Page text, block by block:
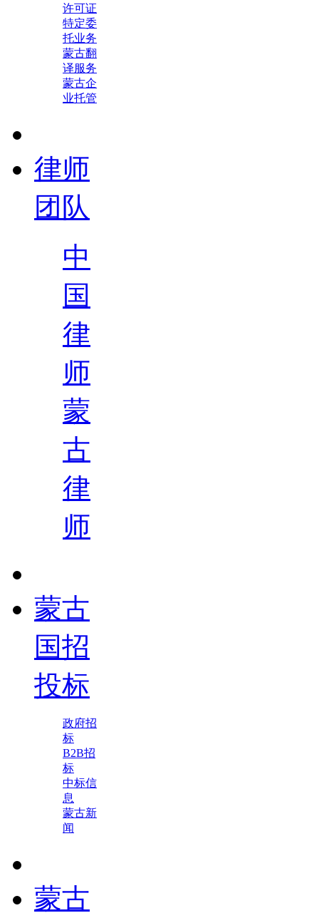
许可证
特定委
托业务
蒙古翻
译服务
蒙古企
业托管
律师
团队
中
国
律
师
蒙
古
律
师
蒙古
国招
投标
政府招
标
B2B招
标
中标信
息
蒙古新
闻
蒙古